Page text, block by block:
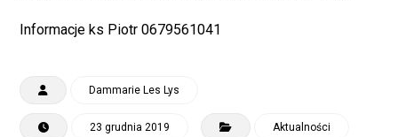
Informacje ks Piotr 0679561041
Dammarie Les Lys
23 grudnia 2019 Aktualności